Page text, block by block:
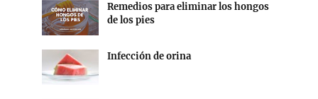
Remedios para eliminar los hongos
de los pies
Infección de orina